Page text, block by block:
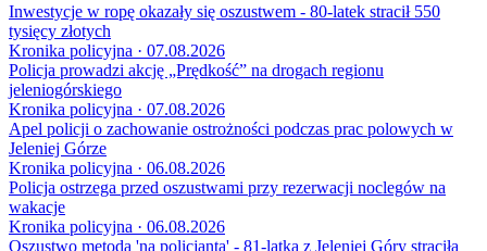
Inwestycje w ropę okazały się oszustwem - 80-latek stracił 550
tysięcy złotych
Kronika policyjna · 07.08.2026
Policja prowadzi akcję „Prędkość” na drogach regionu
jeleniogórskiego
Kronika policyjna · 07.08.2026
Apel policji o zachowanie ostrożności podczas prac polowych w
Jeleniej Górze
Kronika policyjna · 06.08.2026
Policja ostrzega przed oszustwami przy rezerwacji noclegów na
wakacje
Kronika policyjna · 06.08.2026
Oszustwo metodą 'na policjanta' - 81-latka z Jeleniej Góry straciła